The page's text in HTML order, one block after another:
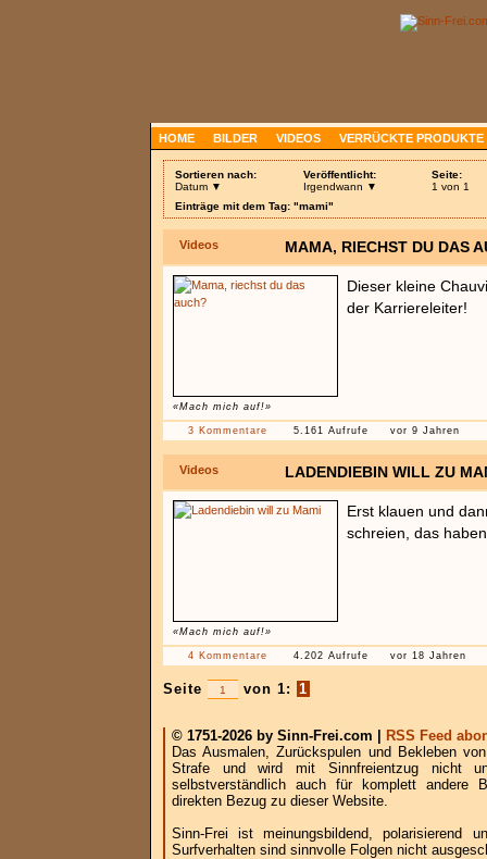
HOME BILDER VIDEOS VERRÜCKTE PRODUKTE
Sortieren nach:
Datum ▼
Veröffentlicht:
Irgendwann ▼
Seite:
1 von 1
Einträge mit dem Tag: "mami"
Videos MAMA, RIECHST DU DAS
«Mach mich auf!»
Dieser kleine
der Karriereleiter!
3 Kommentare 5.161 Aufrufe vor 9 Jahren
Videos LADENDIEBIN WILL ZU
«Mach mich auf!»
Erst klauen und
schreien, das
4 Kommentare 4.202 Aufrufe vor 18 Jahren
Seite von 1: 1
© 1751-2026 by Sinn-Frei.com |
RSS Feed
Das Ausmalen, Zurückspulen und Bekleben
Strafe und wird mit Sinnfreientzug nicht
selbstverständlich auch für komplett andere
direkten Bezug zu dieser Website.
Sinn-Frei ist meinungsbildend, polarisierend
Surfverhalten sind sinnvolle Folgen nicht